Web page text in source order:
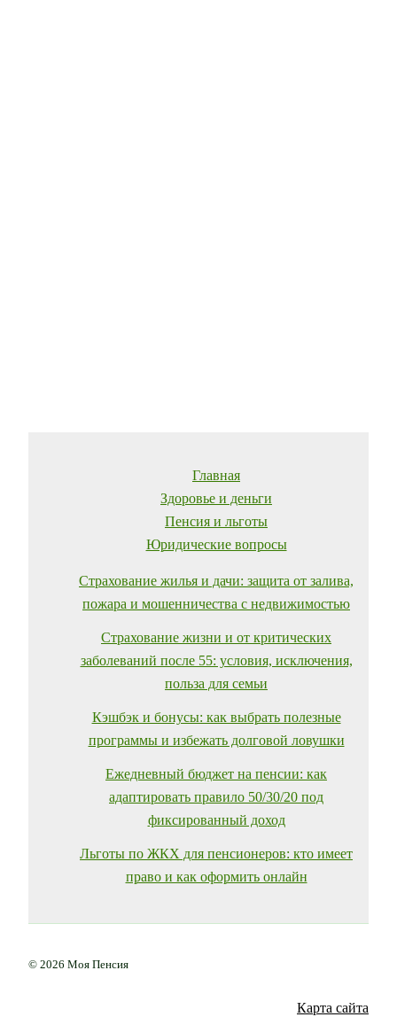
Главная
Здоровье и деньги
Пенсия и льготы
Юридические вопросы
Страхование жилья и дачи: защита от залива,
пожара и мошенничества с недвижимостью
Страхование жизни и от критических
заболеваний после 55: условия, исключения,
польза для семьи
Кэшбэк и бонусы: как выбрать полезные
программы и избежать долговой ловушки
Ежедневный бюджет на пенсии: как
адаптировать правило 50/30/20 под
фиксированный доход
Льготы по ЖКХ для пенсионеров: кто имеет
право и как оформить онлайн
© 2026 Моя Пенсия
Карта сайта